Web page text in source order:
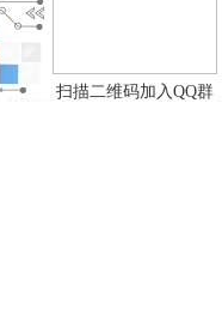
扫描二维码加入QQ群